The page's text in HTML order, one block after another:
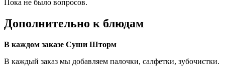
Пока не было вопросов.
Дополнительно к блюдам
В каждом заказе Суши Шторм
В каждый заказ мы добавляем палочки, салфетки, зубочистки.